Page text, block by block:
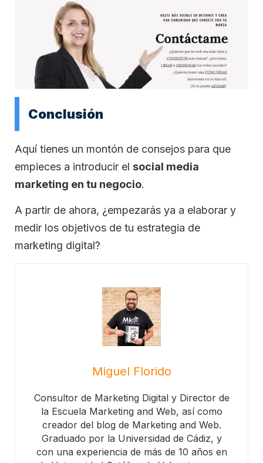
Conclusión
Aquí tienes un montón de consejos para que
empieces a introducir el social media
marketing en tu negocio.
A partir de ahora, ¿empezarás ya a elaborar y
medir los objetivos de tu estrategia de
marketing digital?
Miguel Florido
Consultor de Marketing Digital y Director de
la Escuela Marketing and Web, así como
creador del blog de Marketing and Web.
Graduado por la Universidad de Cádiz, y
con una experiencia de más de 10 años en